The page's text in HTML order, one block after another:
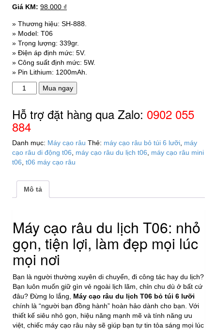
Giá KM: 98.000 ₫
» Thương hiệu: SH-888.
» Model: T06
» Trọng lượng: 339gr.
» Điện áp định mức: 5V.
» Công suất định mức: 5W.
» Pin Lithium: 1200mAh.
Máy
cạo
du
lịch
bỏ
túi
6
số
lượng
Mua ngay
Hỗ trợ đặt hàng qua Zalo: 0902 055
884
Danh mục: Máy cạo râu Thẻ: máy cạo râu bỏ túi 6 lưỡi máy
cạo râu di động t06
máy cạo râu du lịch t06
máy cạo râu mini
t06 t06 máy cạo râu
Mô tả
Máy cạo râu du lịch T06: nhỏ
gọn, tiện lợi, làm đẹp mọi lúc
mọi nơi
Bạn là người thường xuyên di chuyển, đi công tác hay du lịch?
Bạn luôn muốn giữ gìn vẻ ngoài lịch lãm, chỉn chu dù ở bất cứ
đâu? Đừng lo lắng, Máy cạo râu du lịch T06 bỏ túi 6 lưỡi
chính là “người bạn đồng hành” hoàn hảo dành cho bạn. Với
thiết kế siêu nhỏ gọn, hiệu năng mạnh mẽ và tính năng ưu
việt, chiếc máy cạo râu này sẽ giúp bạn tự tin tỏa sáng mọi lúc